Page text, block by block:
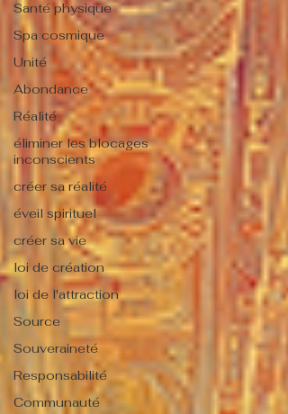
Santé physique
Spa cosmique
Unité
Abondance
Réalité
éliminer les blocages
inconscients
créer sa réalité
éveil spirituel
créer sa vie
loi de création
loi de l'attraction
Source
Souveraineté
Responsabilité
Communauté